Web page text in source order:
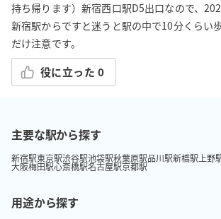
持ち帰ります）新宿西口駅D5出口なので、
新宿駅からですと迷うと駅の中で10分くらい
だけ注意です。
役に立った 0
主要な駅から探す
新宿駅東京駅渋谷駅池袋駅秋葉原駅品川駅新橋駅 上野
大阪梅田駅心斎橋駅名古屋駅京都駅
用途から探す